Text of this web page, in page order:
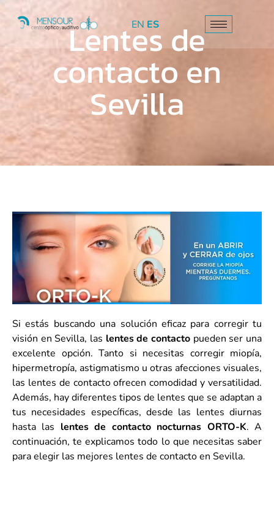
EN ES
Lentes de
contacto en
Sevilla
Si estás buscando una solución eficaz para corregir tu
visión en Sevilla, las lentes de contacto pueden ser una
excelente opción. Tanto si necesitas corregir miopía,
hipermetropía, astigmatismo u otras afecciones visuales,
las lentes de contacto ofrecen comodidad y versatilidad.
Además, hay diferentes tipos de lentes que se adaptan a
tus necesidades específicas, desde las lentes diurnas
hasta las lentes de contacto nocturnas ORTO-K. A
continuación, te explicamos todo lo que necesitas saber
para elegir las mejores lentes de contacto en Sevilla.